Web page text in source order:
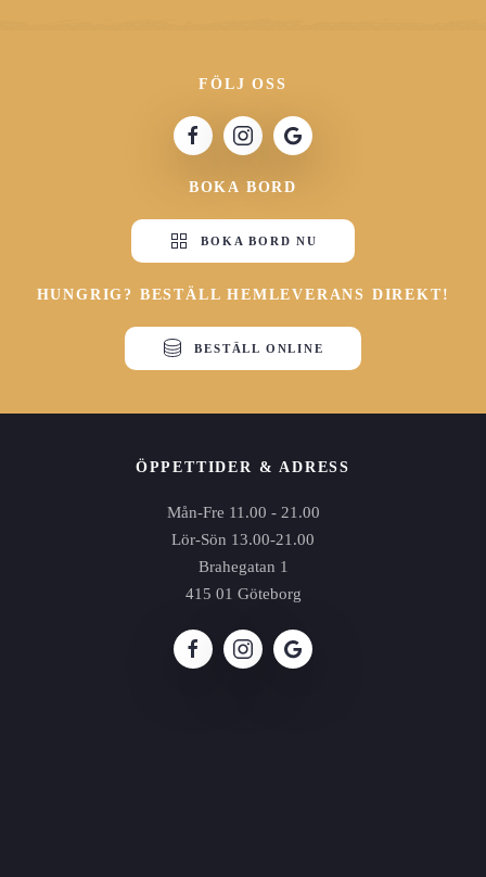
FÖLJ OSS
BOKA BORD
BOKA BORD NU
HUNGRIG? BESTÄLL HEMLEVERANS DIREKT!
BESTÄLL ONLINE
ÖPPETTIDER & ADRESS
Mån-Fre 11.00 - 21.00
Lör-Sön 13.00-21.00
Brahegatan 1
415 01 Göteborg